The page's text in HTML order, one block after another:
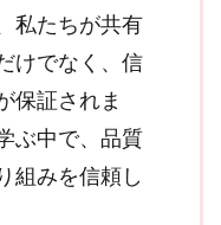
私たちが共有
けでなく、信
保証されま
ぶ中で、品質
組みを信頼し